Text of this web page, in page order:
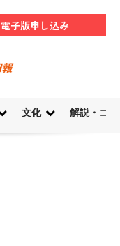
電子版申し込み
文化 解説・コ